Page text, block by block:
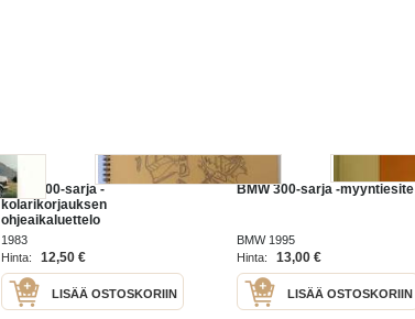
BMW 300-sarja -
kolarikorjauksen
ohjeaikaluettelo
1983
Hinta:
12,50 €
LISÄÄ OSTOSKORIIN
BMW 300-sarja -myyntiesite
BMW 1995
Hinta:
13,00 €
LISÄÄ OSTOSKORIIN